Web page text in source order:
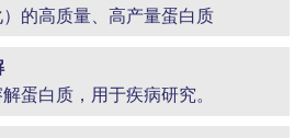
的高质量、高产量蛋白质
蛋白质，用于疾病研究。